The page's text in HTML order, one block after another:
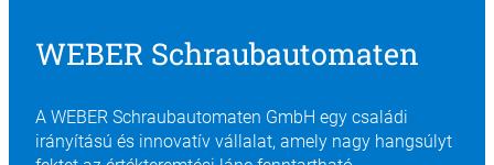
WEBER Schraubautomaten
A WEBER Schraubautomaten GmbH egy családi
irányítású és innovatív vállalat, amely nagy hangsúlyt